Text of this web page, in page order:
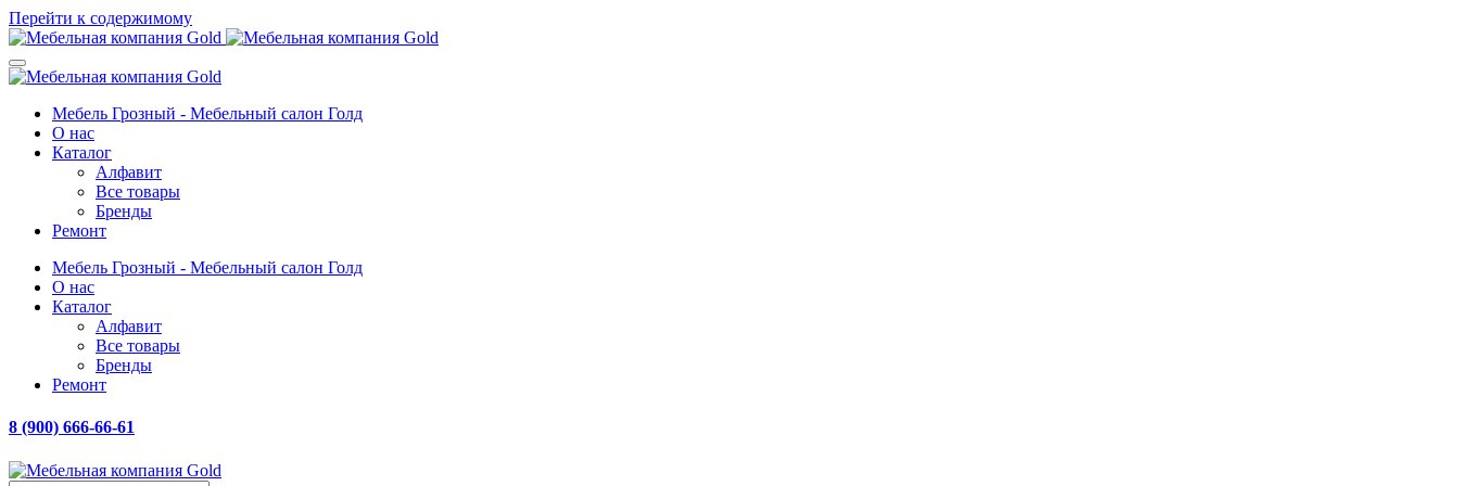
Перейти к содержимому
Мебель Грозный - Мебельный салон Голд
О нас
Каталог
Алфавит
Все товары
Бренды
Ремонт
Мебель Грозный - Мебельный салон Голд
О нас
Каталог
Алфавит
Все товары
Бренды
Ремонт
8 (900) 666-66-61